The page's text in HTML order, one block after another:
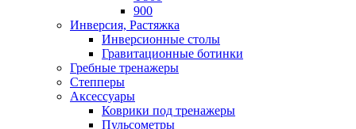
900
Инверсия, Растяжка
Инверсионные столы
Гравитационные ботинки
Гребные тренажеры
Степперы
Аксессуары
Коврики под тренажеры
Пульсометры